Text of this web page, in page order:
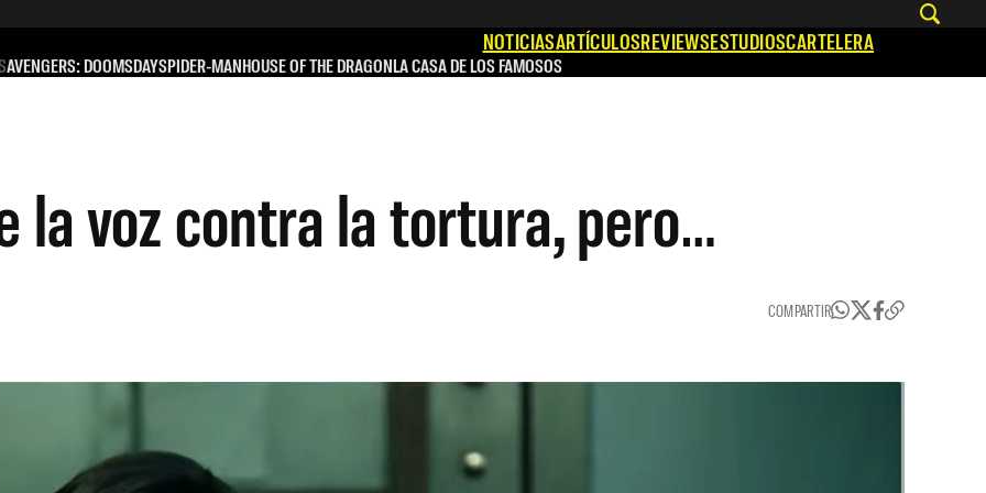
NOTICIASARTÍCULOSREVIEWSESTUDIOSCARTELERA
AVENGERS: DOOMSDAYSPIDER-MANHOUSE OF THE DRAGONLA CASA DE LOS FAMOSOS
la voz contra la tortura, pero…
COMPARTIR